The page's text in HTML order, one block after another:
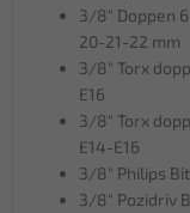
3/8" Doppen
20-21-22 mm
3/8" Torx
E16
3/8" Torx
E14-E16
3/8" Philips
3/8" Pozidriv